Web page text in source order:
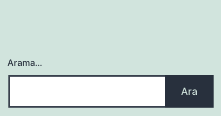
Arama…